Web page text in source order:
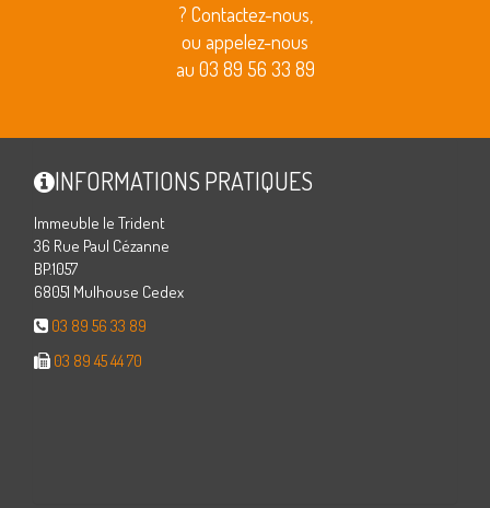
? Contactez-nous,
ou appelez-nous
au 03 89 56 33 89
INFORMATIONS PRATIQUES
Immeuble le Trident
36 Rue Paul Cézanne
BP.1057
68051 Mulhouse Cedex
03 89 56 33 89
03 89 45 44 70